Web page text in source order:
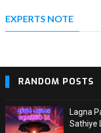
EXPERTS NOTE
RANDOM POSTS
Lagna
Sathiye